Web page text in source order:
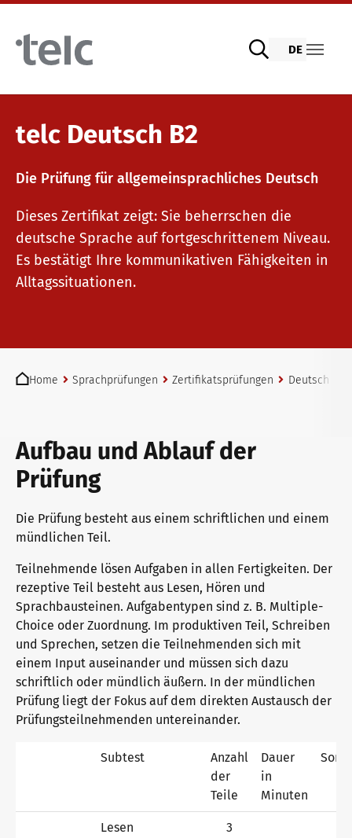
Skip to main content
Sprachprüfungen
telc Prüfungen digital mit DIGItelc 2.0
Zertifikatsprüfungen
telc Prüfungen in Bad Homburg
telc Prüfungszentrum werden
Einstufungstest
Infos für Prüfungszentren
telc Zertifikate DIGITAL
Warum telc Zertifikate?
Deutsch Test für den Beruf
DE
telc Deutsch B2
Die Prüfung für allgemeinsprachliches Deutsch
Dieses Zertifikat zeigt: Sie beherrschen die
deutsche Sprache auf fortgeschrittenem Niveau.
Es bestätigt Ihre kommunikativen Fähigkeiten in
Alltagssituationen.
Home
Sprachprüfungen Zertifikatsprüfungen Deutsch
Aufbau und Ablauf der
Prüfung
Die Prüfung besteht aus einem schriftlichen und einem
mündlichen Teil.
Teilnehmende lösen Aufgaben in allen Fertigkeiten. Der
rezeptive Teil besteht aus Lesen, Hören und
Sprachbausteinen. Aufgabentypen sind z. B. Multiple-
Choice oder Zuordnung. Im produktiven Teil, Schreiben
und Sprechen, setzen die Teilnehmenden sich mit
einem Input auseinander und müssen sich dazu
schriftlich oder mündlich äußern. In der mündlichen
Prüfung liegt der Fokus auf dem direkten Austausch der
Prüfungsteilnehmenden untereinander.
Subtest
Anzahl
der
Teile
Dauer
in
Minuten
Lesen
3